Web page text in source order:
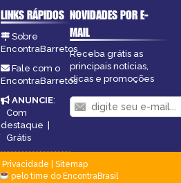
LINKS RÁPIDOS
Sobre
EncontraBarretos
Fale com o
EncontraBarretos
ANUNCIE:
Com
destaque |
Grátis
NOVIDADES POR E-
MAIL
Receba grátis as
principais notícias,
dicas e promoções
Privacidade
Sitemap
pelo time do EncontraBrasil